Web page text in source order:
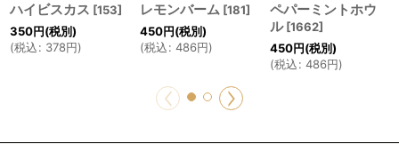
ハイビスカス [153]
350円(税別)
(税込: 378円)
レモンバーム [181]
450円(税別)
(税込: 486円)
ペパーミントホウ
ル [1662]
450円(税別)
(税込: 486円)